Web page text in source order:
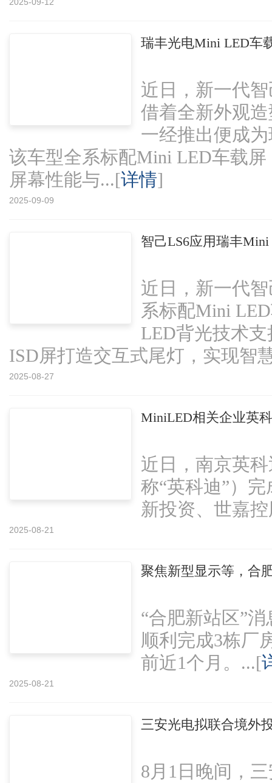
瑞丰光电Mini LED车
近日，新一代
借着全新外观
一经推出便成
该车型全系标配Mini LED车载
屏幕性能与...[详情]
2025-09-09
智己LS6应用瑞丰
近日，新一代
系标配Mini
LED背光技术
ISD屏打造交互式尾灯，实现智
2025-08-27
MiniLED相关企业英
近日，南京英
称“英科迪”）
新投资、世嘉
2025-08-21
聚焦新型显示等，合
“合肥新站区”
顺利完成3栋厂
前近1个月。...[
2025-08-21
三安光电拟联合境外
8月1日晚间，